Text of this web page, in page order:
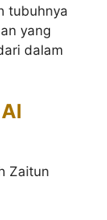
tubuhnya
yang
dalam
Zaitun